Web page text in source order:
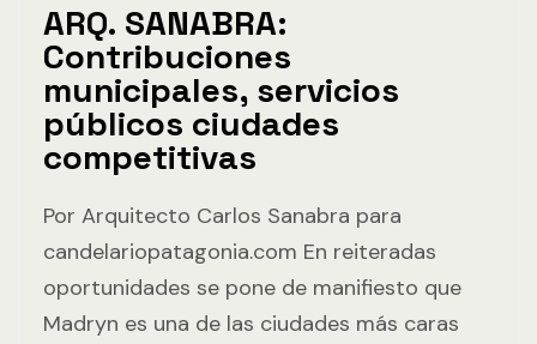
ARQ. SANABRA:
Contribuciones
municipales, servicios
públicos ciudades
competitivas
Por Arquitecto Carlos Sanabra para
candelariopatagonia.com En reiteradas
oportunidades se pone de manifiesto que
Madryn es una de las ciudades más caras